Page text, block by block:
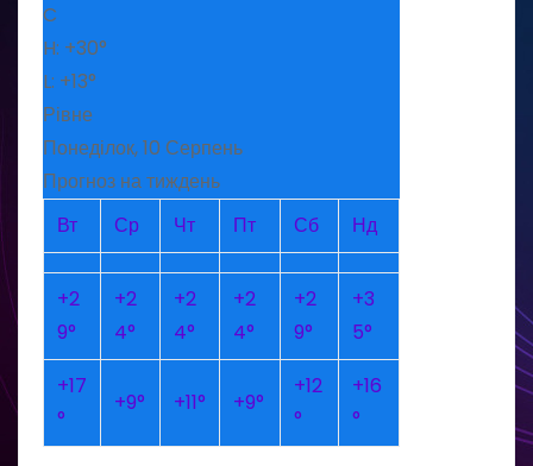
C
H: +30°
L: +13°
Рівне
Понеділок, 10 Серпень
Прогноз на тиждень
Вт
Ср Чт Пт Сб Нд
+2
9°
+2
4°
+2
4°
+2
4°
+2
9°
+3
5°
+17
°
+9° +11° +9°
+12
°
+16
°